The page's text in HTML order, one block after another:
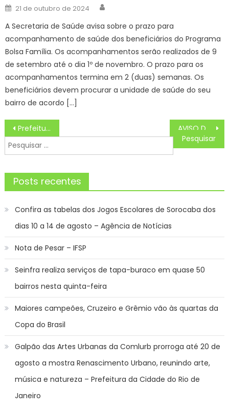
Posted
on
21 de outubro de 2024
A Secretaria de Saúde avisa sobre o prazo para
acompanhamento de saúde dos beneficiários do Programa
Bolsa Família. Os acompanhamentos serão realizados de 9
de setembro até o dia 1º de novembro. O prazo para os
acompanhamentos termina em 2 (duas) semanas. Os
beneficiários devem procurar a unidade de saúde do seu
bairro de acordo […]
Navegação
de
Post
Prefeitura de Campo Grande realiza sorteio de lotes na Comunidade Indígena Índio Forte – CGNotícias
Pesquisar
por:
Posts recentes
Confira as tabelas dos Jogos Escolares de Sorocaba dos
dias 10 a 14 de agosto – Agência de Notícias
Nota de Pesar – IFSP
Seinfra realiza serviços de tapa-buraco em quase 50
bairros nesta quinta-feira
Maiores campeões, Cruzeiro e Grêmio vão às quartas da
Copa do Brasil
Galpão das Artes Urbanas da Comlurb prorroga até 20 de
agosto a mostra Renascimento Urbano, reunindo arte,
música e natureza – Prefeitura da Cidade do Rio de
Janeiro